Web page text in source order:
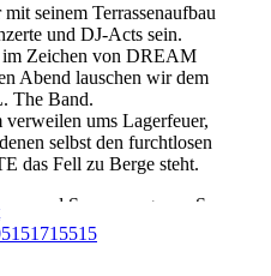
seinem Terrassenaufbau
und DJ-Acts sein.
im Zeichen von DREAM
Abend lauschen wir dem
The Band.
ums Lagerfeuer,
selbst den furchtlosen
das Fell zu Berge steht.
und Sonnenyoga am See